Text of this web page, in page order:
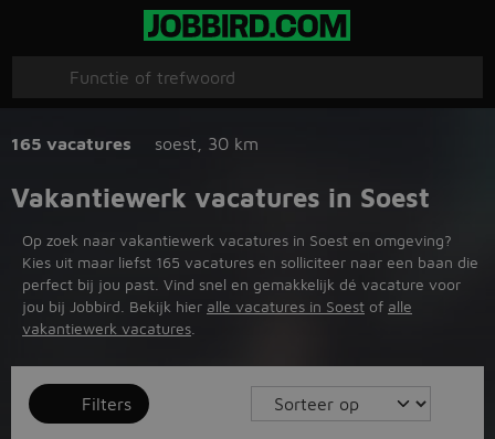
165 vacatures soest 30 km
Vakantiewerk vacatures in Soest
Op zoek naar vakantiewerk vacatures in Soest en omgeving?
Kies uit maar liefst 165 vacatures en solliciteer naar een baan die
perfect bij jou past. Vind snel en gemakkelijk dé vacature voor
jou bij Jobbird. Bekijk hier alle vacatures in Soest of alle
vakantiewerk vacatures
Filters